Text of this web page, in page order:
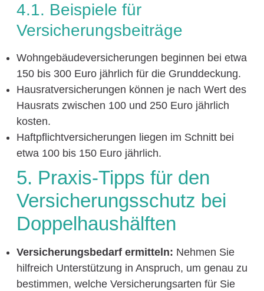
4.1. Beispiele für
Versicherungsbeiträge
Wohngebäudeversicherungen beginnen bei etwa
150 bis 300 Euro jährlich für die Grunddeckung.
Hausratversicherungen können je nach Wert des
Hausrats zwischen 100 und 250 Euro jährlich
kosten.
Haftpflichtversicherungen liegen im Schnitt bei
etwa 100 bis 150 Euro jährlich.
5. Praxis-Tipps für den
Versicherungsschutz bei
Doppelhaushälften
Versicherungsbedarf ermitteln: Nehmen Sie
hilfreich Unterstützung in Anspruch, um genau zu
bestimmen, welche Versicherungsarten für Sie